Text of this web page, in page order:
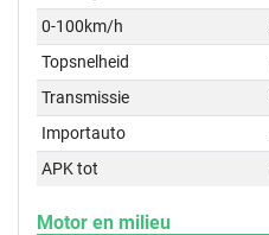
0-100km/h
Topsnelheid
Transmissie
Importauto
APK tot
Motor en milieu